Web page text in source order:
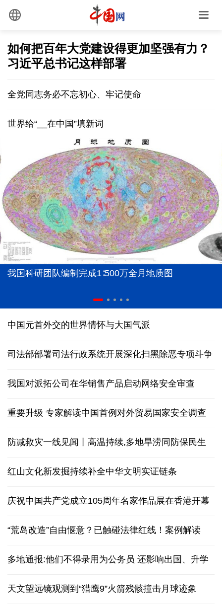
如何把百年大党建设得更加坚强有力？
习近平总书记这样部署
全党同志务必不忘初心、牢记使命
世界给“__在中国”填新词
我国科研团队编制完成1∶500万全月地质图
中国元首外交的世界情怀与大国气派
司法部部署司法行政系统开展深化扫黑除恶专项斗争
我国对派拓公司在华销售产品启动网络安全审查
重要升级 专家解读中国首例对外贸易国家安全调查
防减救灾一线见闻丨高温持续,多地旱涝同防保民生
红山文化新发掘持续补全中华文明实证链条
庆祝中国共产党成立105周年名家作品展在香港开幕
“荒岛改造”自由惬意？已触碰法律红线！案例解读
多地通报:他们不得录用为公务员 还影响出国、升学
天文望远镜观测到“猎鹰9”火箭残骸撞击月球迹象